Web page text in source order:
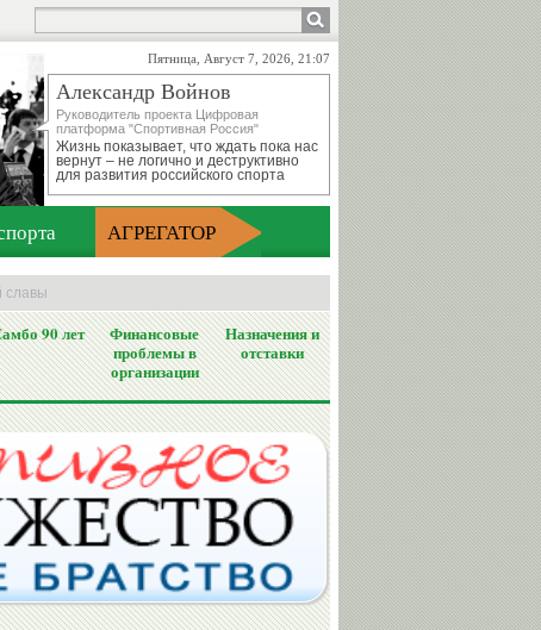
Пятница, Август 7, 2026, 21:07
Александр Войнов
Руководитель проекта Цифровая
платформа "Спортивная Россия"
Жизнь показывает, что ждать пока нас
вернут – не логично и деструктивно
для развития российского спорта
АГРЕГАТОР
славы
90 лет
Финансовые
проблемы в
организации
Назначения и
отставки